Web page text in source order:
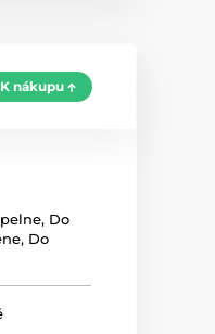
K nákupu
, Do
, Do